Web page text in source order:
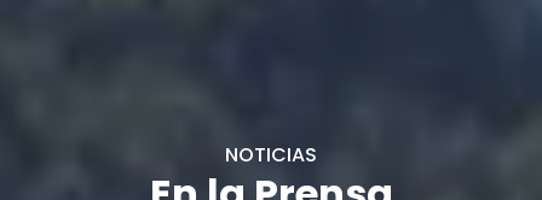
NOTICIAS